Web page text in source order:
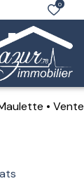
0
Vente